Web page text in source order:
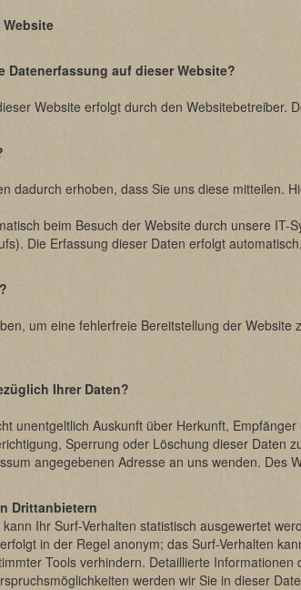
Datenerfassung auf dieser Website?
Website erfolgt durch den
dadurch erhoben, dass Sie uns diese mitteilen.
beim Besuch der Website durch unsere
Die Erfassung dieser Daten erfolgt
um eine fehlerfreie Bereitstellung der
Ihrer Daten?
unentgeltlich Auskunft über Herkunft,
Sperrung oder Löschung dieser Daten
angegebenen Adresse an uns wenden. Des
Drittanbietern
Ihr Surf-Verhalten statistisch ausgewertet
in der Regel anonym; das Surf-Verhalten
Tools verhindern. Detaillierte
werden wir Sie in dieser